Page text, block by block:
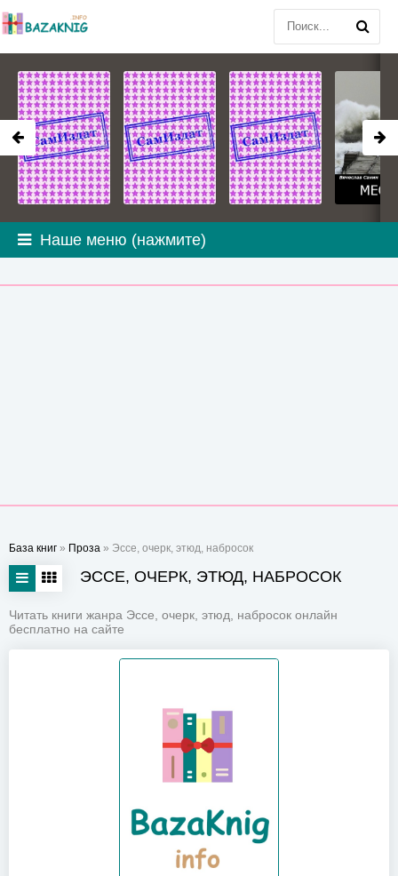
Наше меню (нажмите)
База книг » Проза » Эссе, очерк, этюд, набросок
ЭССЕ, ОЧЕРК, ЭТЮД, НАБРОСОК
Читать книги жанра Эссе, очерк, этюд, набросок онлайн
бесплатно на сайте